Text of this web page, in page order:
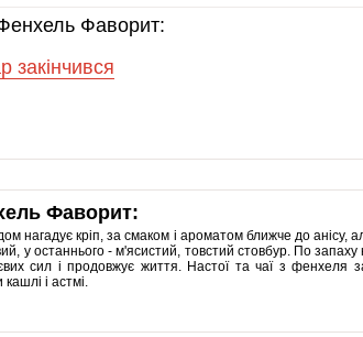
Фаворит:
закінчився
Фаворит:
нагадує кріп, за смаком і ароматом ближче до анісу,
у останнього - м'ясистий, товстий стовбур. По запаху
сил і продовжує життя. Настої та чаї з фенхеля
і астмі.